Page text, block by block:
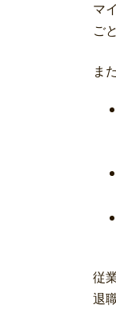
マ
ご
ま
従
退